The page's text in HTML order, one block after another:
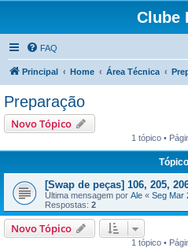
Clube
FAQ
Principal Home Área Técnica
Preparação
Novo Tópico
1 tópico •
[Swap de peças] 106, 205,
Última mensagem por Ale « Seg Mar
Respostas: 2
Novo Tópico
1 tópico •